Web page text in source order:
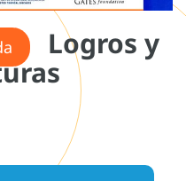
Logros y